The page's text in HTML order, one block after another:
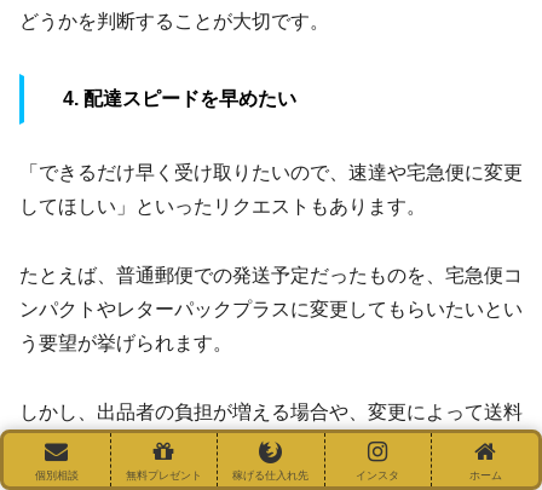
どうかを判断することが大切です。
4. 配達スピードを早めたい
「できるだけ早く受け取りたいので、速達や宅急便に変更
してほしい」といったリクエストもあります。
たとえば、普通郵便での発送予定だったものを、宅急便コ
ンパクトやレターパックプラスに変更してもらいたいとい
う要望が挙げられます。
しかし、出品者の負担が増える場合や、変更によって送料
が高くなる場合もあるため、購入者と事前に送料負担の有
無についてしっかりと話し合うことが重要です。
個別相談 無料プレゼント 稼げる仕入れ先 インスタ ホーム